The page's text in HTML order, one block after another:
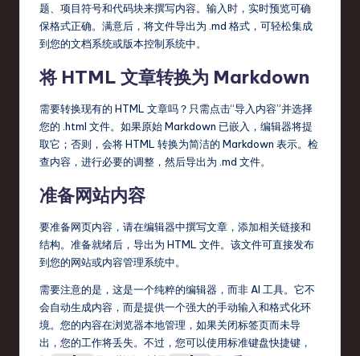
题、项目符号和代码块来撰写内容。输入时，实时预览可确
保格式正确。满意后，将文件导出为 .md 格式，可轻松集成
到您的文档系统或版本控制系统中。
将 HTML 文章转换为 Markdown
需要转换现有的 HTML 文章吗？只需点击“导入内容”并选择
您的 .html 文件。如果原始 Markdown 已嵌入，编辑器将提
取它；否则，会将 HTML 转换为简洁的 Markdown 表示。检
查内容，进行必要的调整，然后导出为 .md 文件。
准备网站内容
要准备网页内容，请在编辑器中撰写文章，添加相关链接和
结构。准备就绪后，导出为 HTML 文件。该文件可直接发布
到您的网站或内容管理系统中。
需要注意的是，这是一个纯粹的编辑器，而非 AI 工具。它不
会自动生成内容，而是提供一个强大的手动输入和格式化环
境。您的内容在浏览器本地管理，如果关闭标签页而未导
出，您的工作将丢失。不过，您可以使用标准键盘快捷键，